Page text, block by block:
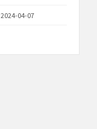
2024-04-07